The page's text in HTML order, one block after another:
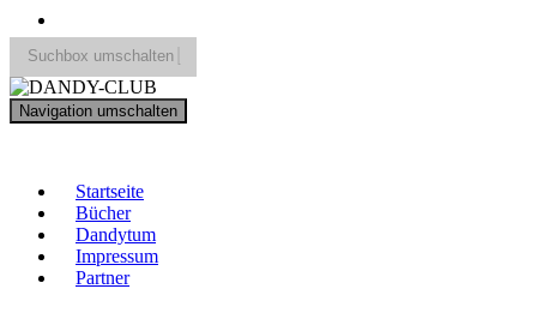
Suchbox umschalten
Search
for:
Navigation umschalten
Startseite
Bücher
Dandytum
Impressum
Partner